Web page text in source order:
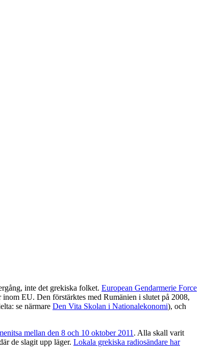
inte det grekiska folket. European Gendarmerie Force
EU. Den förstärktes med Rumänien i slutet på 2008,
se närmare Den Vita Skolan i Nationalekonomi), och
mellan den 8 och 10 oktober 2011 . Alla skall varit
de slagit upp läger. Lokala grekiska radiosändare har